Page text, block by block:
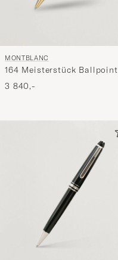
MONTBLANC
164 Meisterstück Ballpoint
Pen Black
3 840,-